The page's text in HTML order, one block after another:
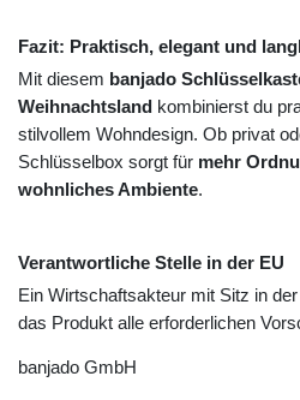
Fazit: Praktisch, elegant und
Mit diesem banjado
Weihnachtsland kombinierst du
stilvollem Wohndesign. Ob privat
Schlüsselbox sorgt für mehr
wohnliches Ambiente.
Verantwortliche Stelle in der EU
Ein Wirtschaftsakteur mit Sitz in
das Produkt alle erforderlichen
banjado GmbH